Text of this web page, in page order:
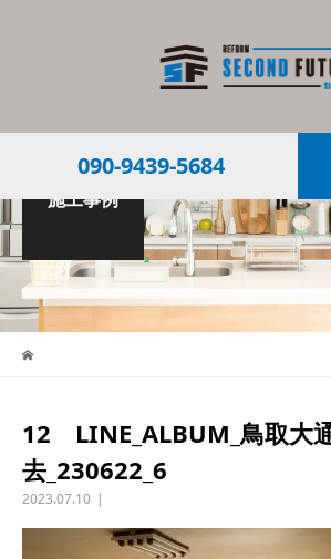
090-9439-5684
施工事例
12 LINE_ALBUM_鳥取大
去_230622_6
2023.07.10